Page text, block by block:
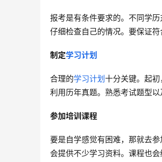
报考是有条件要求的。不同学
仔细检查自己的情况。要保证
制定学习计划
合理的学习计划 十分关键。起
利用历年真题。熟悉考试题型
参加培训课程
要是自学感觉有困难，那就去参
会提供不少学习资料。课程也